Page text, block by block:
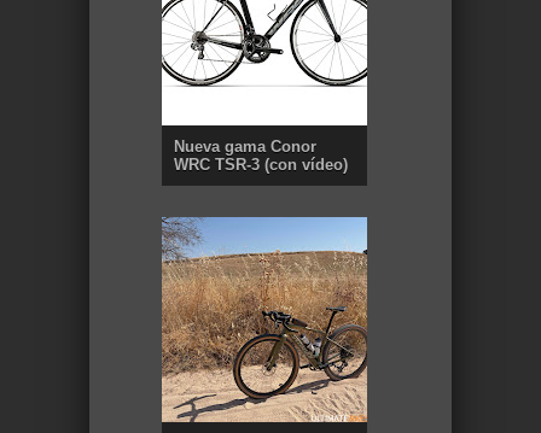
Nueva gama Conor
WRC TSR-3 (con vídeo)